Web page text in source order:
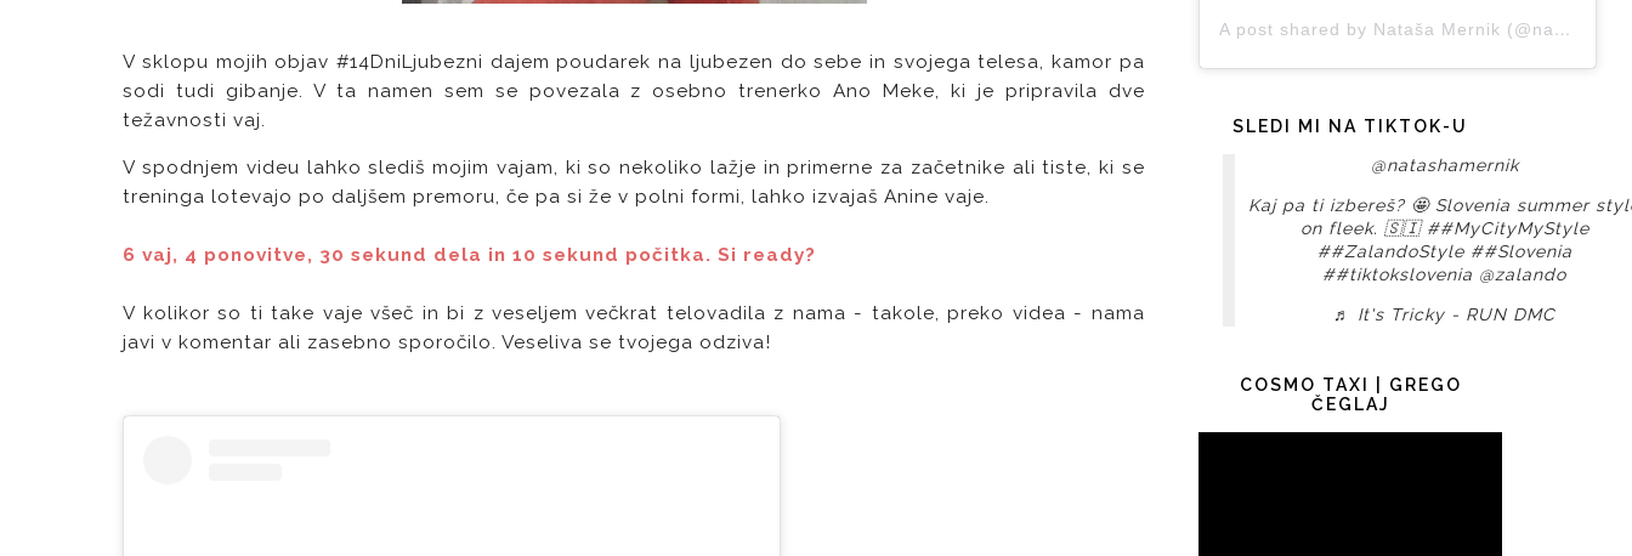
V sklopu mojih objav #14DniLjubezni dajem poudarek na ljubezen do sebe in svojega telesa, kamor pa
sodi tudi gibanje. V ta namen sem se povezala z osebno trenerko Ano Meke, ki je pripravila dve
težavnosti vaj.
V spodnjem videu lahko slediš mojim vajam, ki so nekoliko lažje in primerne za začetnike ali tiste, ki se
treninga lotevajo po daljšem premoru, če pa si že v polni formi, lahko izvajaš Anine vaje.
6 vaj, 4 ponovitve, 30 sekund dela in 10 sekund počitka. Si ready?
V kolikor so ti take vaje všeč in bi z veseljem večkrat telovadila z nama - takole, preko videa - nama
javi v komentar ali zasebno sporočilo. Veseliva se tvojega odziva!
A post shared by Nataša Mernik (@natashamernik)
SLEDI MI NA TIKTOK-U
@natashamernik
Kaj pa ti izbereš? 🤩 Slovenia summer
on fleek. 🇸🇮 ##MyCityMyStyle
##ZalandoStyle ##Slovenia
##tiktokslovenia @zalando
♬ It's Tricky - RUN DMC
COSMO TAXI | GREGO
ČEGLAJ